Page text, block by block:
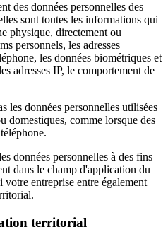
des données personnelles des
sont toutes les informations qui
physique, directement ou
personnels, les adresses
les données biométriques et
adresses IP, le comportement de
les données personnelles utilisées
domestiques, comme lorsque des
données personnelles à des fins
dans le champ d'application du
entreprise entre également
territorial